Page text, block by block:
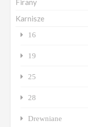
Firany
Karnisze
16
19
25
28
Drewniane